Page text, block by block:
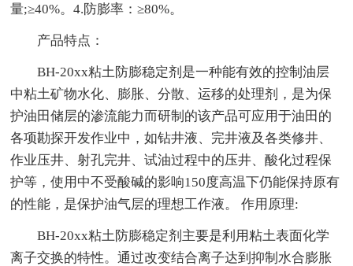
量;≥40%。4.防膨率：≥80%。
产品特点：
BH-20xx粘土防膨稳定剂是一种能有效的控制油层
中粘土矿物水化、膨胀、分散、运移的处理剂，是为保
护油田储层的渗流能力而研制的该产品可应用于油田的
各项勘探开发作业中，如钻井液、完井液及各类修井、
作业压井、射孔完井、试油过程中的压井、酸化过程保
护等，使用中不受酸碱的影响150度高温下仍能保持原有
的性能，是保护油气层的理想工作液。 作用原理:
BH-20xx粘土防膨稳定剂主要是利用粘土表面化学
离子交换的特性。通过改变结合离子达到抑制水合膨胀